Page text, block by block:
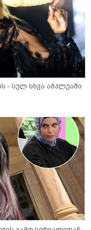
- სულ სხვა ამპლუაში